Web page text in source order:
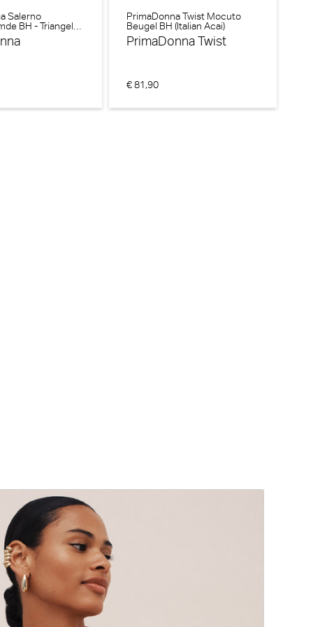
Salerno
BH - Triangel
PrimaDonna Twist Mocuto
Beugel BH (Italian Acai)
PrimaDonna Twist
€ 81,90